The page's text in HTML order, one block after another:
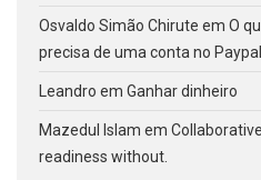
Osvaldo Simão Chirute em O
precisa de uma conta no Paypal
Leandro em Ganhar dinheiro
Mazedul Islam em
readiness without.